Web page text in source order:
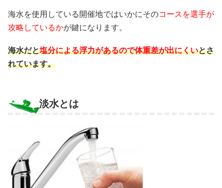
海水を使用している開催地ではいかにそのコースを選手が
攻略しているかが鍵になります。
海水だと塩分による浮力があるので体重差が出にくいとさ
れています。
淡水とは